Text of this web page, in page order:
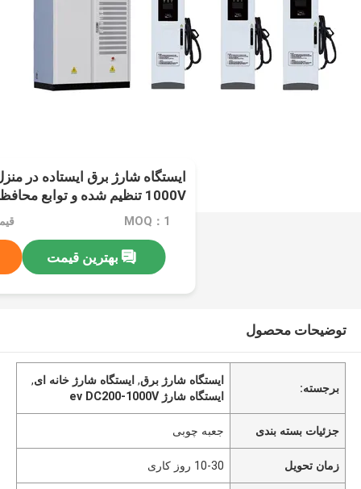
1000V تنظیم شده و توابع محافظتی
MOQ：1 قیمت
بهترین قیمت
توضیحات محصول
برجسته:
ایستگاه شارژ برق,ایستگاه شارژ خانه ای,
ایستگاه شارژ ev DC200-1000V
جزئیات بسته بندی جعبه چوبی
زمان تحویل 10-30 روز کاری